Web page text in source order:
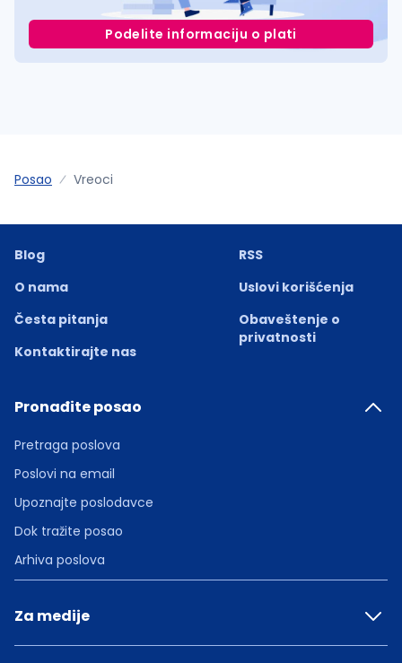
Podelite informaciju o plati
Posao Vreoci
Blog
O nama
Česta pitanja
Kontaktirajte nas
RSS
Uslovi korišćenja
Obaveštenje o
privatnosti
Pronađite posao
Pretraga poslova
Poslovi na email
Upoznajte poslodavce
Dok tražite posao
Arhiva poslova
Za medije